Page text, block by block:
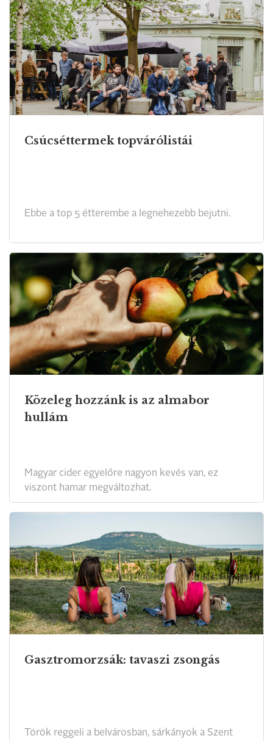
Csúcséttermek topvárólistái
Ebbe a top 5 étterembe a legnehezebb bejutni.
Közeleg hozzánk is az almabor
hullám
Magyar cider egyelőre nagyon kevés van, ez
viszont hamar megváltozhat.
Gasztromorzsák: tavaszi zsongás
Török reggeli a belvárosban, sárkányok a Szent